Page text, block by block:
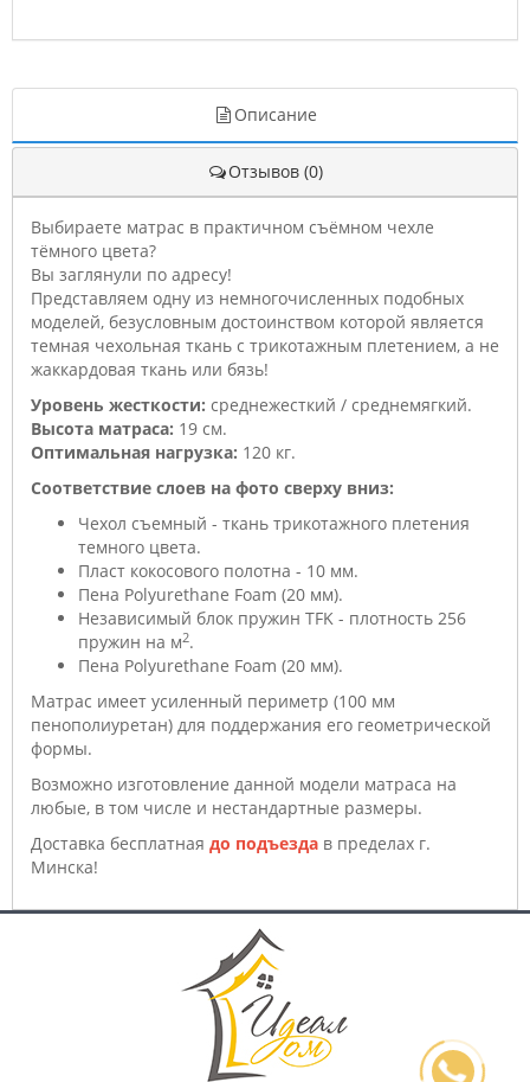
Описание
Отзывов (0)
Выбираете матрас в практичном съёмном чехле
тёмного цвета?
Вы заглянули по адресу!
Представляем одну из немногочисленных подобных
моделей, безусловным достоинством которой является
темная чехольная ткань с трикотажным плетением, а не
жаккардовая ткань или бязь!
Уровень жесткости: среднежесткий / среднемягкий.
Высота матраса: 19 см.
Оптимальная нагрузка: 120 кг.
Соответствие слоев на фото сверху вниз:
Чехол съемный - ткань трикотажного плетения
темного цвета.
Пласт кокосового полотна - 10 мм.
Пена Polyurethane Foam (20 мм).
Независимый блок пружин TFK - плотность 256
пружин на м2.
Пена Polyurethane Foam (20 мм).
Матрас имеет усиленный периметр (100 мм
пенополиуретан) для поддержания его геометрической
формы.
Возможно изготовление данной модели матраса на
любые, в том числе и нестандартные размеры.
Доставка бесплатная до подъезда в пределах г.
Минска!